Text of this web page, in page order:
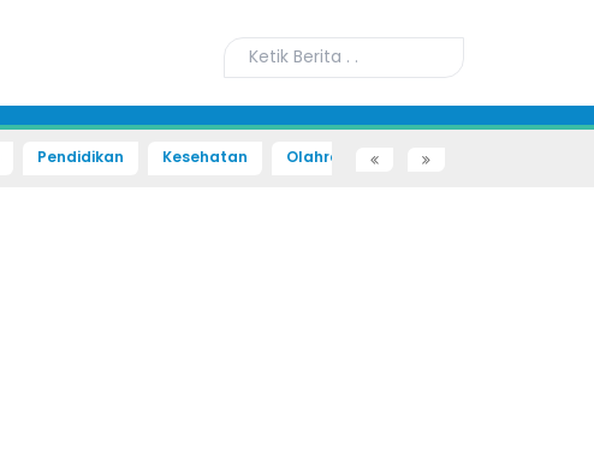
Pendidikan Kesehatan Olahraga Sains dan Teknologi